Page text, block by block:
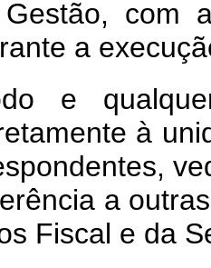
com
a
e
à
a
Fiscal e da